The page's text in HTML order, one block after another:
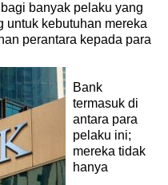
banyak pelaku yang
untuk kebutuhan mereka
perantara kepada para
Bank
termasuk di
antara para
pelaku ini;
mereka tidak
hanya